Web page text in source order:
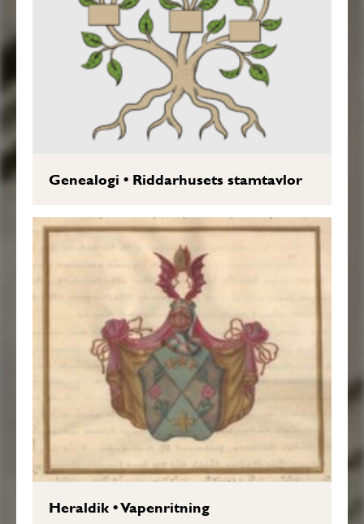
Genealogi • Riddarhusets stamtavlor
Heraldik•Vapenritning